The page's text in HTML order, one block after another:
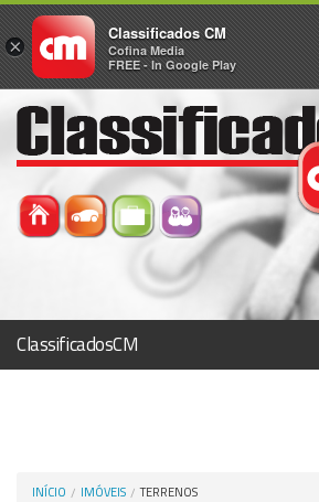
ClassificadosCM
INÍCIO IMÓVEIS TERRENOS
×
Classificados CM
Cofina Media
FREE - In Google Play